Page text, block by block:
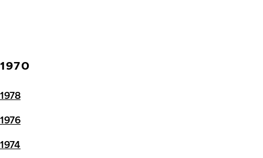
1970
1978
1976
1974